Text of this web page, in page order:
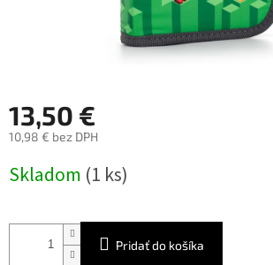
13,50 €
10,98 € bez DPH
cena:
Skladom (1 ks)
Pridať do košíka